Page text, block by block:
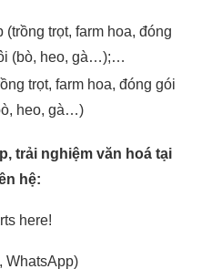
trọt, farm hoa, đóng
(bò, heo, gà…);…
trọt, farm hoa, đóng gói
heo, gà…)
trải nghiệm văn hoá tại
hệ:
here!
WhatsApp)